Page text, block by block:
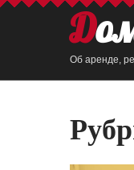
Об аренде,